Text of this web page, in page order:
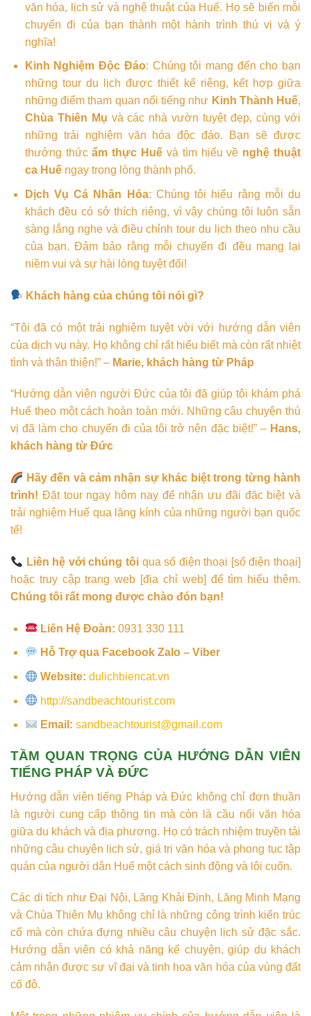
văn hóa, lịch sử và nghệ thuật của Huế. Họ sẽ biến mỗi
chuyến đi của bạn thành một hành trình thú vị và ý
nghĩa!
Kinh Nghiệm Độc Đáo: Chúng tôi mang đến cho bạn
những tour du lịch được thiết kế riêng, kết hợp giữa
những điểm tham quan nổi tiếng như Kinh Thành Huế,
Chùa Thiên Mụ và các nhà vườn tuyệt đẹp, cùng với
những trải nghiệm văn hóa độc đáo. Bạn sẽ được
thưởng thứcẩm thực Huế và tìm hiểu về nghệ thuật
ca Huếngay trong lòng thành phố.
Dịch Vụ Cá Nhân Hóa: Chúng tôi hiểu rằng mỗi du
khách đều có sở thích riêng, vì vậy chúng tôi luôn sẵn
sàng lắng nghe và điều chỉnh tour du lịch theo nhu cầu
của bạn. Đảm bảo rằng mỗi chuyến đi đều mang lại
niềm vui và sự hài lòng tuyệt đối!
Khách hàng của chúng tôi nói gì?
“Tôi đã có một trải nghiệm tuyệt vời với hướng dẫn viên
của dịch vụ này. Họ không chỉ rất hiểu biết mà còn rất nhiệt
tình và thân thiện!” – Marie, khách hàng từ Pháp
“Hướng dẫn viên người Đức của tôi đã giúp tôi khám phá
Huế theo một cách hoàn toàn mới. Những câu chuyện thú
vị đã làm cho chuyến đi của tôi trở nên đặc biệt!” – Hans,
khách hàng từ Đức
Hãy đến và cảm nhận sự khác biệt trong từng hành
trình! Đặt tour ngay hôm nay để nhận ưu đãi đặc biệt và
trải nghiệm Huế qua lăng kính của những người bạn quốc
tế!
Liên hệ với chúng tôi qua số điện thoại [số điện thoại]
hoặc truy cập trang web [địa chỉ web] để tìm hiểu thêm.
Chúng tôi rất mong được chào đón bạn!
Liên Hệ Đoàn: 0931 330 111
Hỗ Trợ qua Facebook Zalo – Viber
Website: dulichbiencat.vn
http://sandbeachtourist.com
Email: sandbeachtourist@gmail.com
TẦM QUAN TRỌNG CỦA HƯỚNG DẪN VIÊN
TIẾNG PHÁP VÀ ĐỨC
Hướng dẫn viên tiếng Pháp và Đức không chỉ đơn thuần
là người cung cấp thông tin mà còn là cầu nối văn hóa
giữa du khách và địa phương. Họ có trách nhiệm truyền tải
những câu chuyện lịch sử, giá trị văn hóa và phong tục tập
quán của người dân Huế một cách sinh động và lôi cuốn.
Các di tích như Đại Nội, Lăng Khải Định, Lăng Minh Mạng
và Chùa Thiên Mụ không chỉ là những công trình kiến trúc
cổ mà còn chứa đựng nhiều câu chuyện lịch sử đặc sắc.
Hướng dẫn viên có khả năng kể chuyện, giúp du khách
cảm nhận được sự vĩ đại và tinh hoa văn hóa của vùng đất
cố đô.